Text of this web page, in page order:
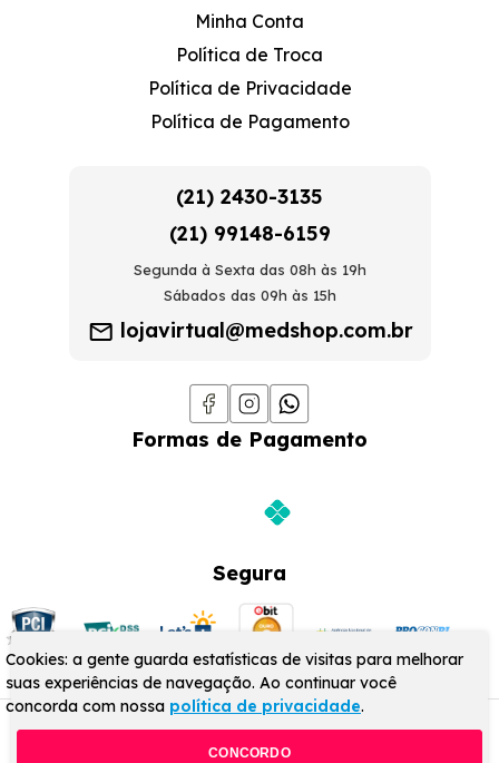
Minha Conta
Política de Troca
Política de Privacidade
Política de Pagamento
(21) 2430-3135
(21) 99148-6159
Segunda à Sexta das 08h às 19h
Sábados das 09h às 15h
lojavirtual@medshop.com.br
Formas de Pagamento
Segura
Cookies: a gente guarda estatísticas de visitas para melhorar
suas experiências de navegação. Ao continuar você
concorda com nossa política de privacidade.
CONCORDO